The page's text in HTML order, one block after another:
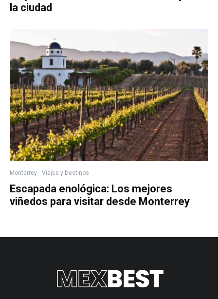
la ciudad
Monterrey Viajes y Destinos
Escapada enológica: Los mejores
viñedos para visitar desde Monterrey